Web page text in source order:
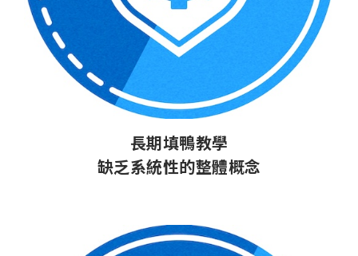
長期填鴨教學
缺乏系統性的整體概念